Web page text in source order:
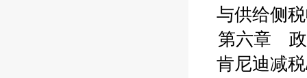
与供给侧税
第六章 政
肯尼迪减税